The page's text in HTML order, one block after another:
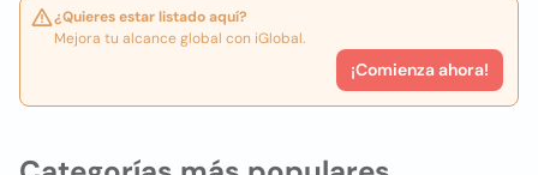
¿Quieres estar listado aquí?
Mejora tu alcance global con iGlobal.
¡Comienza ahora!